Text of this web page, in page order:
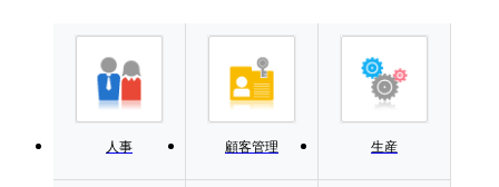
人事 顧客管理 生産